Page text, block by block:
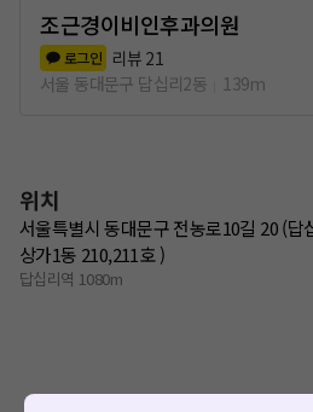
조근경이비인후과의원
로그인 리뷰 21
서울 동대문구 답십리2동
139m
위치
서울특별시 동대문구 전농로10길 20 (답
상가1동 210,211호 )
답십리역 1080m